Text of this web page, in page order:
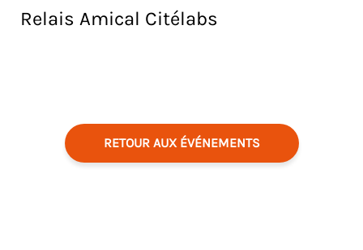
Relais Amical Citélabs
RETOUR AUX ÉVÉNEMENTS